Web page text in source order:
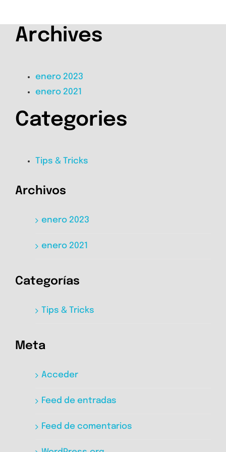
Archives
enero 2023
enero 2021
Categories
Tips & Tricks
Archivos
enero 2023
enero 2021
Categorías
Tips & Tricks
Meta
Acceder
Feed de entradas
Feed de comentarios